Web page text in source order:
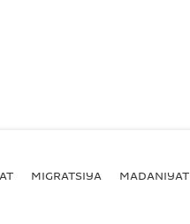
MIGRATSIYA MADANIYAT